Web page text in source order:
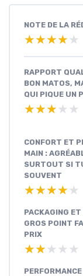
NOTE DE LA
★★★★★
★★★★★
RAPPORT
BON MATOS,
QUI PIQUE UN
★★★★★
★★★★★
CONFORT ET
MAIN :
SURTOUT SI
SOUVENT
★★★★★
★★★★★
PACKAGING
GROS POINT
PRIX
★★★★★
★★★★★